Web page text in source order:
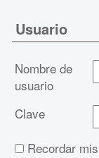
Usuario
Nombre de
usuario
Clave
Recordar